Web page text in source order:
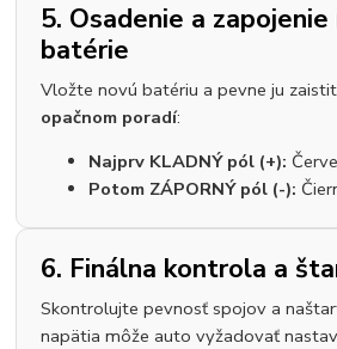
5. Osadenie a zapojenie
batérie
Vložte novú batériu a pevne ju
opačnom poradí:
Najprv KLADNÝ pól (+):
Potom ZÁPORNÝ pól (-):
6. Finálna kontrola a
Skontrolujte pevnosť spojov a
napätia môže auto vyžadovať